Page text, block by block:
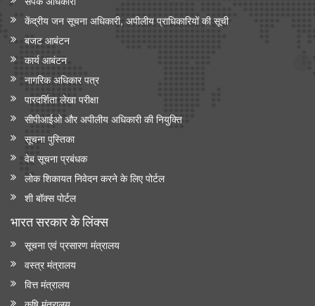
केंद्रीय जन सूचना अधिकारी, अपीलीय प्राधिकारियों की सूची
बजट आबंटन
कार्य आबंटन
नागरिक अधिकार पत्र
पारदर्शिता लेखा परीक्षा
सीपीआईओ और अपी‍लीय अधिकारी की नियुक्ति
सूचना पुस्तिका
वेब सूचना प्रबंधक
लोक शिकायत निवेदन करने के लिए पोर्टल
शी बॉक्स पोर्टल
भारत सरकार के लिंक्‍स
सूचना एवं प्रसारण मंत्रालय
वस्त्र मंत्रालय
वित्त मंत्रालय